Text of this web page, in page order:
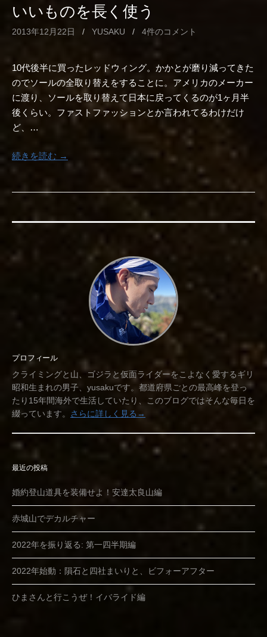
いいものを長く使う
2013年12月22日 / YUSAKU / 4件のコメント
10代後半に買ったレッドウィング。かかとが磨り減ってきた
のでソールの全取り替えをすることに。アメリカのメーカー
に渡り、ソールを取り替えて日本に戻ってくるのが1ヶ月半
後くらい。ファストファッションとか言われてるわけだけ
ど、…
続きを読む →
プロフィール
クライミングと山、ゴジラと仮面ライダーをこよなく愛するギリ
昭和生まれの男子、yusakuです。都道府県ごとの最高峰を登っ
たり15年間海外で生活していたり、このブログではそんな毎日を
綴っています。
さらに詳しく見る→
最近の投稿
婚約登山道具を装備せよ！安達太良山編
赤城山でデカルチャー
2022年を振り返る: 第一四半期編
2022年始動：隕石と四社まいりと、ビフォーアフター
ひまさんと行こうぜ！イバライド編